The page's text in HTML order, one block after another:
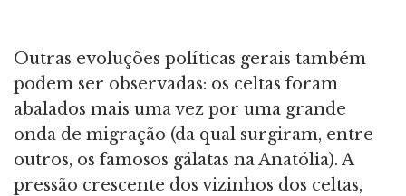
Outras evoluções políticas gerais também
podem ser observadas: os celtas foram
abalados mais uma vez por uma grande
onda de migração (da qual surgiram, entre
outros, os famosos gálatas na Anatólia). A
pressão crescente dos vizinhos dos celtas,